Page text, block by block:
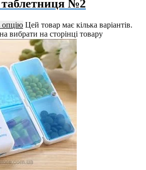
№2
опцію Цей товар має кілька варіантів.
вибрати на сторінці товару